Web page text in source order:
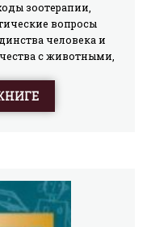
зоотерапии,
вопросы
человека и
с животными,
и практический
активной и
Фонда «Ордынцы» и